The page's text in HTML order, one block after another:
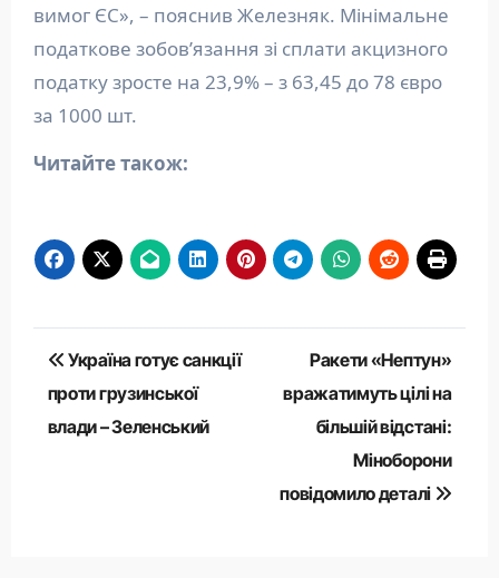
вимог ЄС», – пояснив Железняк. Мінімальне
податкове зобов’язання зі сплати акцизного
податку зросте на 23,9% – з 63,45 до 78 євро
за 1000 шт.
Читайте також:
Навігація
записів
Україна готує санкції
проти грузинської
влади – Зеленський
Ракети «Нептун»
вражатимуть цілі на
більшій відстані:
Міноборони
повідомило деталі